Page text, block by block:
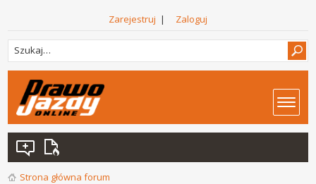
Zarejestruj | Zaloguj
Strona główna forum